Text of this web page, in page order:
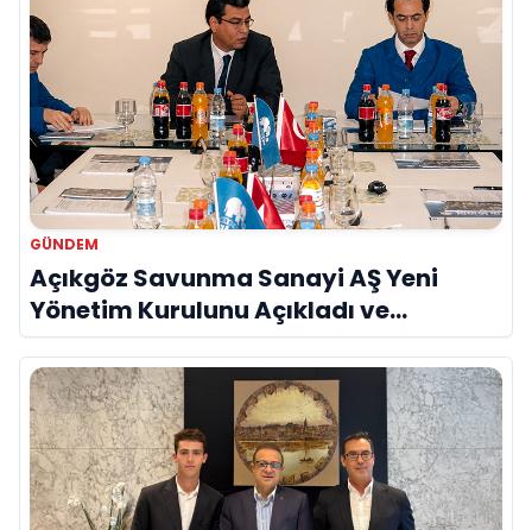
GÜNDEM
Açıkgöz Savunma Sanayi AŞ Yeni
Yönetim Kurulunu Açıkladı ve
Savunma Sanayinde Küresel Vizyon
Vurgusu